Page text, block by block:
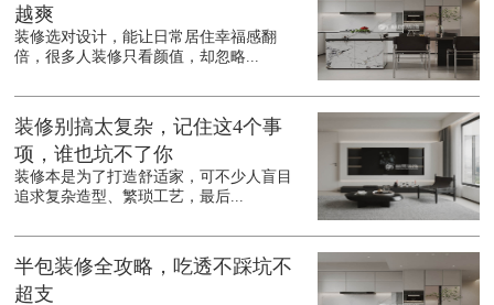
越爽
装修选对设计，能让日常居住幸福感翻
倍，很多人装修只看颜值，却忽略...
装修别搞太复杂，记住这4个事
项，谁也坑不了你
装修本是为了打造舒适家，可不少人盲目
追求复杂造型、繁琐工艺，最后...
半包装修全攻略，吃透不踩坑不
超支